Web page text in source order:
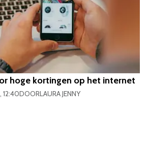
hoge kortingen op het internet
12:40DOORLAURA JENNY